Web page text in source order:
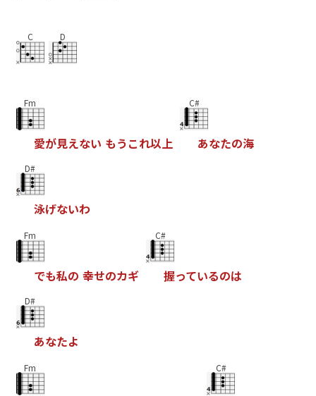
C D
Fm
愛が見えない もう これ以上
C#
あなたの海
D#
泳げないわ
Fm
でも私の 幸せのカギ
C#
握っているのは
D#
あなたよ
Fm C#